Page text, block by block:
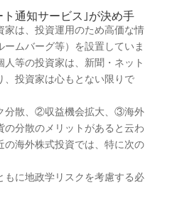
通知サービス｣が決め手
家は、投資運用のため高価な情
ムバーグ等）を設置していま
等の投資家は、新聞・ネット
、投資家は心もとない限りで
分散、②収益機会拡大、③海外
分散のメリットがあると云わ
の海外株式投資では、特に次の
に地政学リスクを考慮する必